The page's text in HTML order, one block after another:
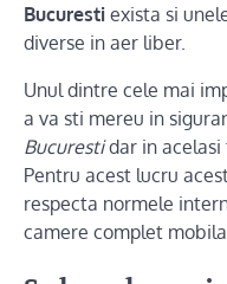
Bucuresti exista si
diverse in aer liber.
Unul dintre cele mai
a va sti mereu in
Bucurestidar in acelasi
Pentru acest lucru
respecta normele
camere complet